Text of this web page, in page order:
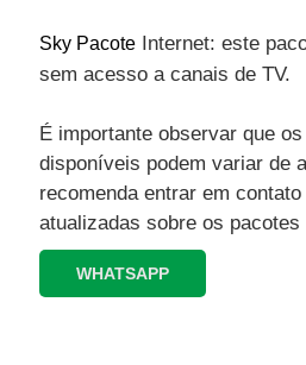
Sky Pacote Internet: este
sem acesso a canais de TV.
É importante observar que
disponíveis podem variar de
recomenda entrar em
atualizadas sobre os
WHATSAPP